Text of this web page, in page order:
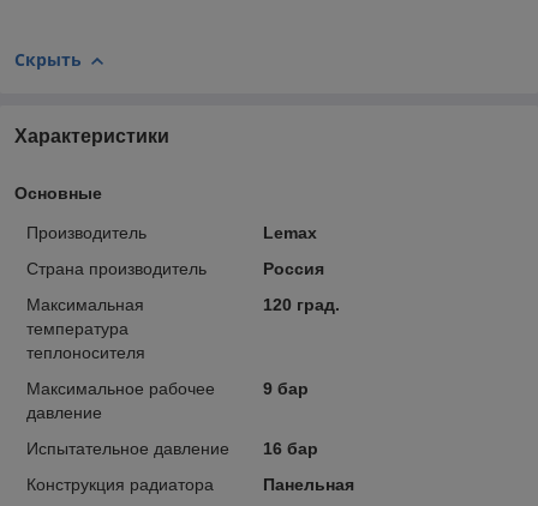
Скрыть
Характеристики
Основные
Производитель
Lemax
Страна производитель
Россия
Максимальная
температура
теплоносителя
120 град.
Максимальное рабочее
давление
9 бар
Испытательное давление
16 бар
Конструкция радиатора
Панельная